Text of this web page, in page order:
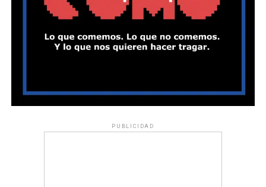
PUBLICIDAD